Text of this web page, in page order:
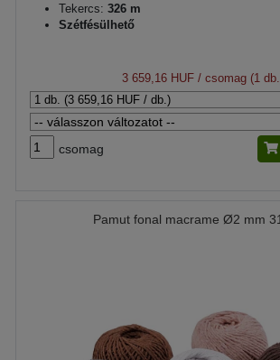
Tekercs: 326 m
Szétfésülhető
3 659,16 HUF/ csomag (1
csomag
Pamut fonal macrame Ø2 mm